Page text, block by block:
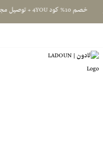
خصم 10% كود 4YOU + توصيل مجاني للطلبات فوق 299 ريال | تغليف فاخر
لادون | LADOUN